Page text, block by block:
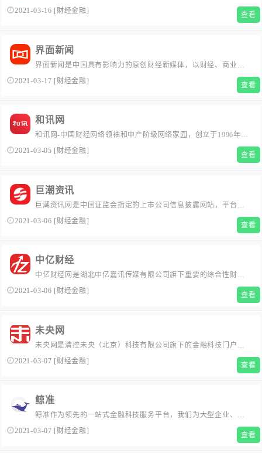
区，沪深港美全球市场实时行情，股票基金债券免费资讯，与投
2021-03-16 [财经金融] 查看
界面新闻
界面新闻是中国具有影响力的原创财经新媒体，以财经、商业新
闻为核心，布局近40个内容频道，旗下同时拥有正午故事、箭厂
2021-03-17 [财经金融] 查看
和讯网
和讯网-中国财经网络领袖和中产阶级网络家园，创立于1996年，
为您全方位提供财经资讯及全球金融市场行情，覆盖股票、基
金、期货、股指期货、外汇、债券、保险、银行、黄金、理财、
2021-03-05 [财经金融] 查看
巨潮资讯
巨潮资讯网是中国证监会指定的上市公司信息披露网站，平台提
供上市公司公告、公司资讯、公司互动、股东大会网络投票等内
2021-03-06 [财经金融] 查看
中亿财经
中亿财经网是湖北中亿嘉讯传媒有限公司旗下重要的综合性财经
门户，主要围绕大宗产业与金融产业进行实时跟踪，致力于为广
大用户从多个方面解析市场的变化与走势，为用户各类交易行为
2021-03-06 [财经金融] 查看
未央网
未央网是清控未央（北京）科技有限公司旗下的金融科技门户网
站，由清华大学五道口金融学院互联网金融实验室创办并孵化，
依托清华大学五道口金融学院深厚的教育资源背景和领先的金融
台。为互联网金融的企...
2021-03-07 [财经金融] 查看
鲸准
鲸准作为领先的一站式金融科技服务平台，我们为大型企业、创
业公司、地方政府、金融机构等经济体提供从数字化到解决方案
2021-03-07 [财经金融] 查看